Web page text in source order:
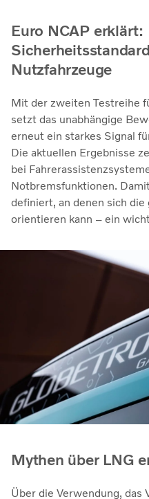
Euro NCAP erklärt:
Nutzfahrzeuge
Mit der zweiten Testreihe
setzt das unabhängige
erneut ein starkes Signal
Die aktuellen Ergebnisse
bei
Notbremsfunktionen.
definiert, an denen sich
orientieren kann – ein
Mythen über LNG
Über die Verwendung, das